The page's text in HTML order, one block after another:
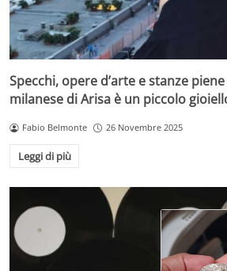
Specchi, opere d’arte e stanze
milanese di Arisa è un piccolo
Fabio Belmonte 26 Novembre 2025
Leggi di più